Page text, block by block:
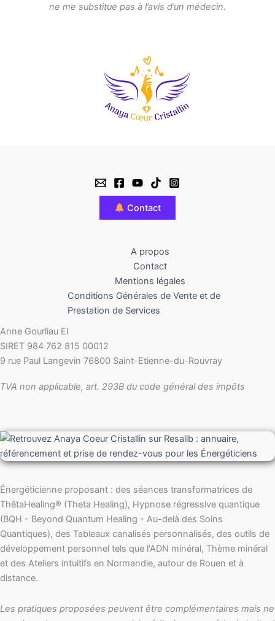
ne me substitue pas à l’avis d’un médecin.
Contact
A propos
Contact
Mentions légales
Conditions Générales de Vente et de
Prestation de Services
Anne Gourliau EI
SIRET 984 762 815 00012
9 rue Paul Langevin 76800 Saint-Etienne-du-Rouvray
TVA non applicable, art. 293B du code général des impôts
Énergéticienne proposant : des séances transformatrices de
ThêtaHealing® (Theta Healing), Hypnose régressive quantique
(BQH - Beyond Quantum Healing - Au-delà des Soins
Quantiques), des Tableaux canalisés personnalisés, des outils de
développement personnel tels que l'ADN minéral, Thème minéral
et des Ateliers intuitifs en Normandie, autour de Rouen et à
distance.
Les pratiques proposées peuvent être complémentaires mais ne